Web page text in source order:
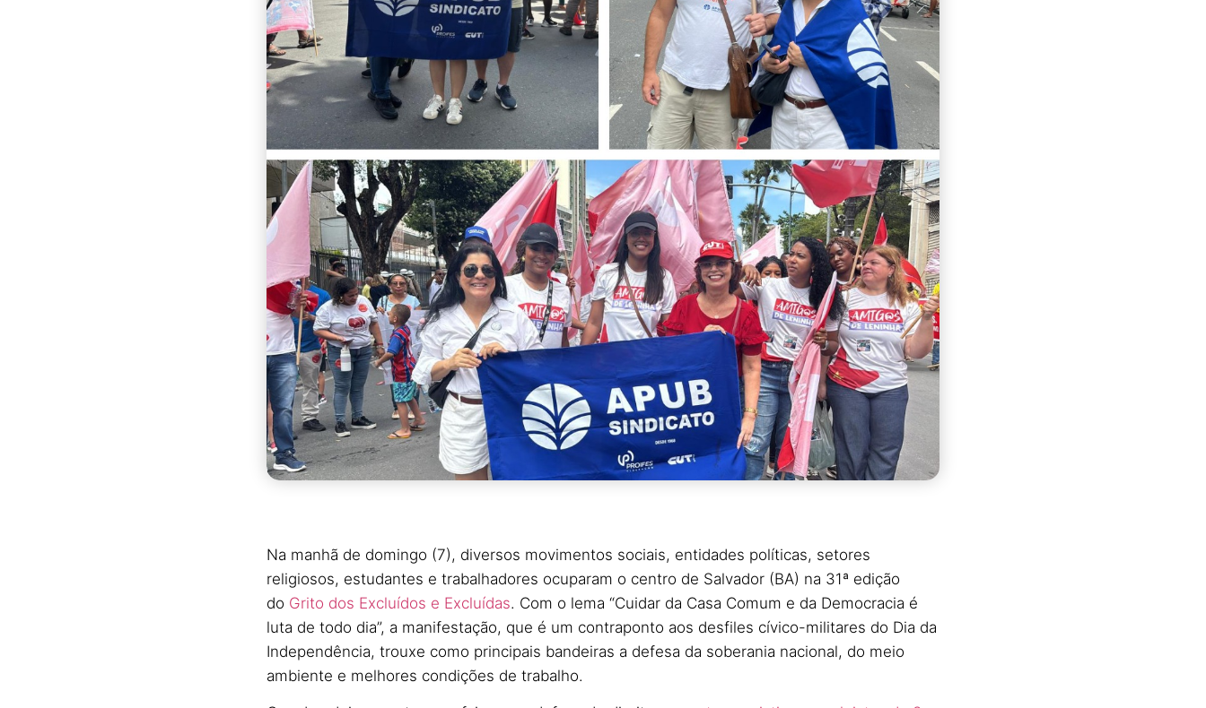
Na manhã de domingo (7), diversos movimentos sociais, entidades políticas, setores
religiosos, estudantes e trabalhadores ocuparam o centro de Salvador (BA) na 31ª edição
do Grito dos Excluídos e Excluídas. Com o lema “Cuidar da Casa Comum e da Democracia é
luta de todo dia”, a manifestação, que é um contraponto aos desfiles cívico-militares do Dia da
Independência, trouxe como principais bandeiras a defesa da soberania nacional, do meio
ambiente e melhores condições de trabalho.